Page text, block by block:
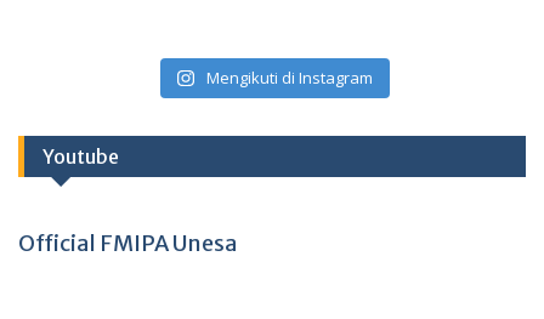
Mengikuti di Instagram
Youtube
Official FMIPA Unesa